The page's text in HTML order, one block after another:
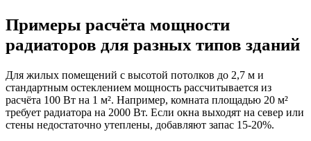
Примеры расчёта мощности
радиаторов для разных типов зданий
Для жилых помещений с высотой потолков до 2,7 м и
стандартным остеклением мощность рассчитывается из
расчёта 100 Вт на 1 м². Например, комната площадью 20 м²
требует радиатора на 2000 Вт. Если окна выходят на север или
стены недостаточно утеплены, добавляют запас 15-20%.